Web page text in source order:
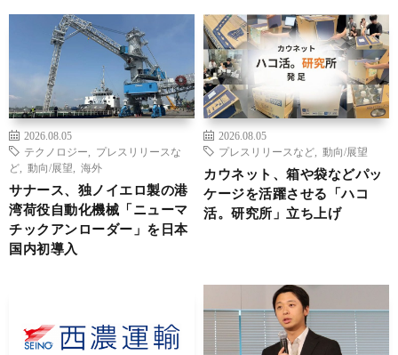
2026.08.05
テクノロジー
プレスリリースな
ど
動向/展望 海外
サナース、独ノイエロ製の港
湾荷役自動化機械「ニューマ
チックアンローダー」を日本
国内初導入
2026.08.05
プレスリリースなど
動向/展望
カウネット、箱や袋などパッ
ケージを活躍させる「ハコ
活。研究所」立ち上げ